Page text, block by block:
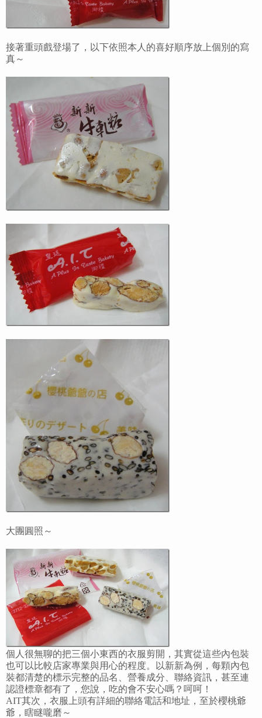
接著重頭戲登場了，以下依照本人的喜好順序放上個別的寫
真～
大團圓照～
個人很無聊的把三個小東西的衣服剪開，其實從這些內包裝
也可以比較店家專業與用心的程度。以新新為例，每顆內包
裝都清楚的標示完整的品名、營養成分、聯絡資訊，甚至連
認證標章都有了，您說，吃的會不安心嗎？呵呵！
AIT其次，衣服上頭有詳細的聯絡電話和地址，至於櫻桃爺
爺，瞎瞇嚨磨～